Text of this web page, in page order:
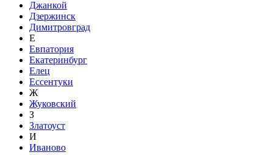
Джанкой
Дзержинск
Димитровград
Е
Евпатория
Екатеринбург
Елец
Ессентуки
Ж
Жуковский
З
Златоуст
И
Иваново